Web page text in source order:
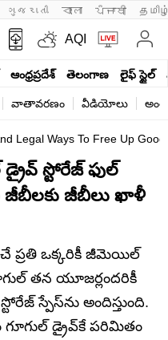
ગુજરાતી বাংলা ਪੰਜਾਬੀ
AQI
ఆంధ్రప్రదేశ్ తెలంగాణ లైఫ్ స్టైల్
వాతావరణం వీడియోలు
Legal Ways To Free Up
స్టోరేజ్ ఫుల్
జీబీలు ఖాళీ
ప్రతి ఒక్కరికీ జీమెయిల్
తన యూజర్లందరికీ
స్పేస్‌ను అందిస్తుంది.
డ్రైవ్‌కే పరిమితం